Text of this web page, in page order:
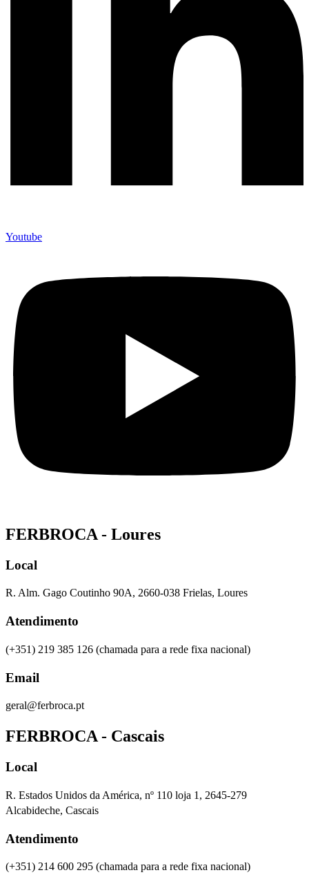
Youtube
FERBROCA - Loures
Local
R. Alm. Gago Coutinho 90A, 2660-038 Frielas, Loures
Atendimento
(+351) 219 385 126 (chamada para a rede fixa nacional)
Email
geral@ferbroca.pt
FERBROCA - Cascais
Local
R. Estados Unidos da América, nº 110 loja 1, 2645-279
Alcabideche, Cascais
Atendimento
(+351) 214 600 295 (chamada para a rede fixa nacional)